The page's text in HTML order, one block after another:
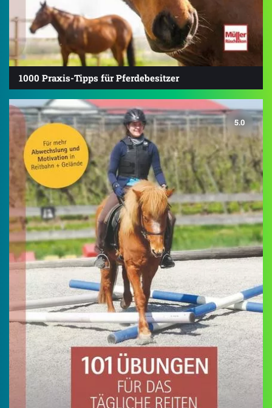
1000 Praxis-Tipps für Pferdebesitzer
5.0